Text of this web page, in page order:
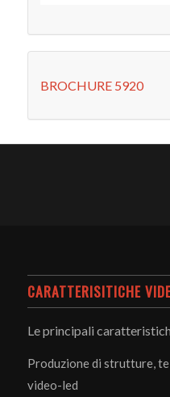
BROCHURE 5920
CARATTERISITICHE
Le principali
Produzione di strutture,
video-led